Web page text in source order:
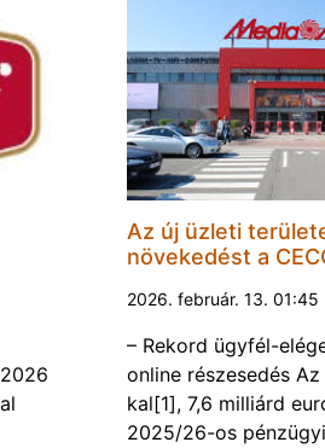
Az új üzleti
növekedést a
2026. február. 13. 01:45
– Rekord ügyfél-
online részesedés
kal[1], 7,6 milliárd
2025/26-os